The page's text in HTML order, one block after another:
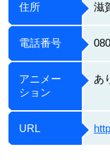
住所 滋
電話番号
アニメー
ション
あ
URL